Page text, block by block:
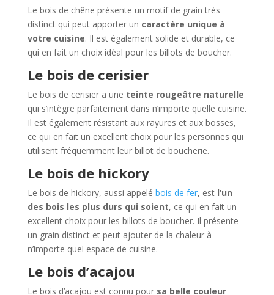
Le bois de chêne présente un motif de grain très
distinct qui peut apporter un caractère unique à
votre cuisine. Il est également solide et durable, ce
qui en fait un choix idéal pour les billots de boucher.
Le bois de cerisier
Le bois de cerisier a une teinte rougeâtre naturelle
qui s’intègre parfaitement dans n’importe quelle cuisine.
Il est également résistant aux rayures et aux bosses,
ce qui en fait un excellent choix pour les personnes qui
utilisent fréquemment leur billot de boucherie.
Le bois de hickory
Le bois de hickory, aussi appelé bois de fer, estl’un
des bois les plus durs qui soient, ce qui en fait un
excellent choix pour les billots de boucher. Il présente
un grain distinct et peut ajouter de la chaleur à
n’importe quel espace de cuisine.
Le bois d’acajou
Le bois d’acajou est connu pour sa belle couleur